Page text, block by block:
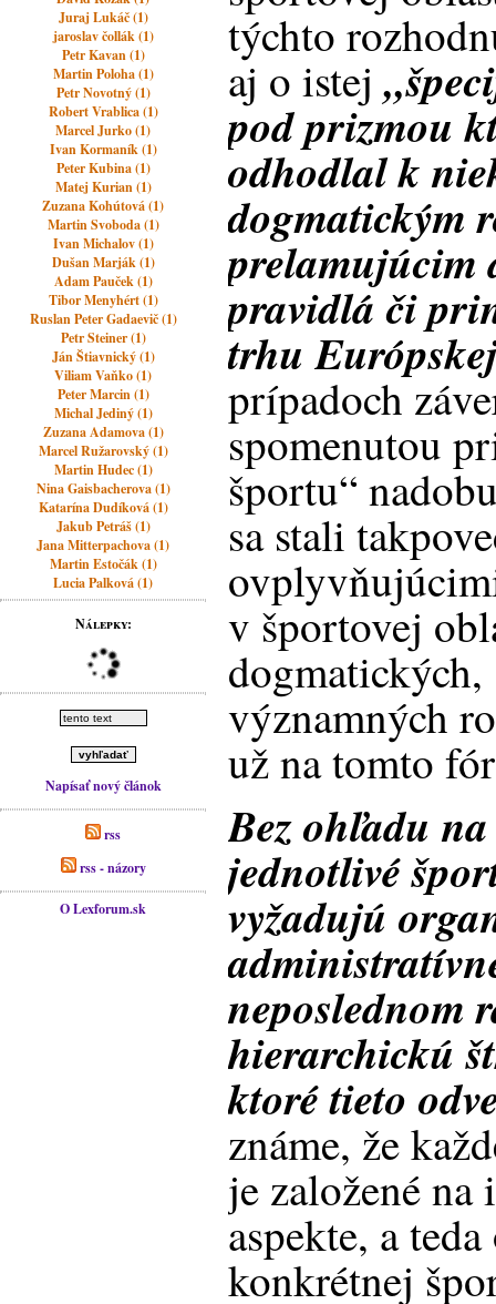
Juraj Lukáč (1)
jaroslav čollák (1)
Petr Kavan (1)
Martin Poloha (1)
Petr Novotný (1)
Robert Vrablica (1)
Marcel Jurko (1)
Ivan Kormaník (1)
Peter Kubina (1)
Matej Kurian (1)
Zuzana Kohútová (1)
Martin Svoboda (1)
Ivan Michalov (1)
Dušan Marják (1)
Adam Pauček (1)
Tibor Menyhért (1)
Ruslan Peter Gadaevič (1)
Petr Steiner (1)
Ján Štiavnický (1)
Viliam Vaňko (1)
Peter Marcin (1)
Michal Jediný (1)
Zuzana Adamova (1)
Marcel Ružarovský (1)
Martin Hudec (1)
Nina Gaisbacherova (1)
Katarína Dudíková (1)
Jakub Petráš (1)
Jana Mitterpachova (1)
Martin Estočák (1)
Lucia Palková (1)
Nálepky:
Napísať nový článok
rss
rss - názory
O Lexforum.sk
týchto
aj o istej
pod prizmou
odhodlal k
dogmatickým
prelamujúcim
pravidlá či
trhu
prípadoch
spomenutou
športu“
sa stali
v športovej
významných
už na tomto
Bez ohľadu
jednotlivé
vyžadujú
neposlednom
hierarchickú
ktoré tieto
známe, že
je založené
aspekte, a
konkrétnej